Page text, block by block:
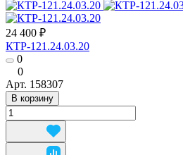
24 400 ₽
КТР-121.24.03.20
0
0
Арт. 158307
В корзину